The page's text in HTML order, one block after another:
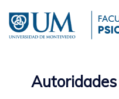
contenido
principal